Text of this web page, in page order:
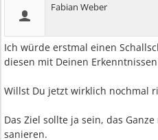
Fabian Weber
Ich würde erstmal einen
diesen mit Deinen
Willst Du jetzt wirklich nochmal
Das Ziel sollte ja sein, das
sanieren.